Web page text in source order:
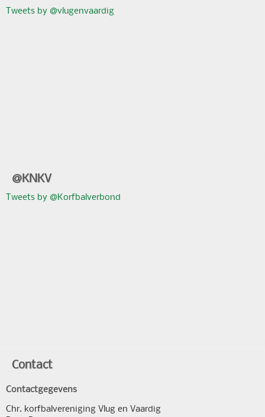
Tweets by @vlugenvaardig
@KNKV
Tweets by @Korfbalverbond
Contact
Contactgegevens
Chr. korfbalvereniging Vlug en Vaardig